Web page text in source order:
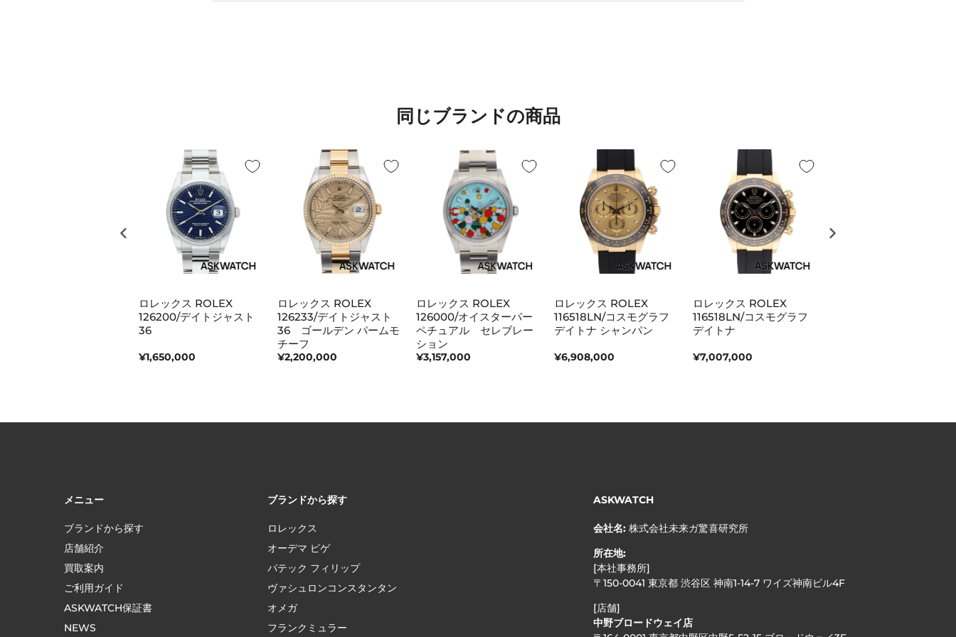
同じブランドの商品
ロレックス ROLEX
126200/デイトジャスト
36
¥1,650,000
ロレックス ROLEX
126233/デイトジャスト
36 ゴールデン パームモ
チーフ
¥2,200,000
ロレックス ROLEX
126000/オイスターパー
ペチュアル セレブレー
ション
¥3,157,000
ロレックス ROLEX
116518LN/コスモグラフ
デイトナ シャンパン
¥6,908,000
ロレックス ROLEX
116518LN/コスモグラフ
デイトナ
¥7,007,000
メニュー
ブランドから探す
店舗紹介
買取案内
ご利用ガイド
ASKWATCH保証書
NEWS
ブランドから探す
ロレックス
オーデマ ピゲ
パテック フィリップ
ヴァシュロンコンスタンタン
オメガ
フランクミュラー
ASKWATCH
会社名: 株式会社未来ガ驚喜研究所
所在地:
[本社事務所]
〒150-0041 東京都 渋谷区 神南1-14-7 ワイズ神南ビル4F
[店舗]
中野ブロードウェイ店